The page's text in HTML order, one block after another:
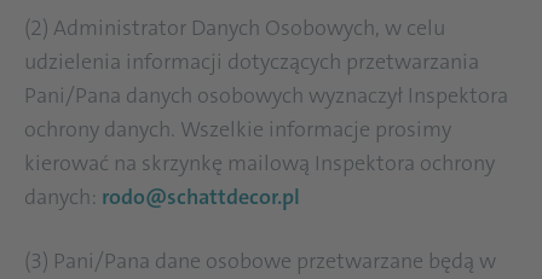
(2) Administrator Danych Osobowych, w celu
udzielenia informacji dotyczących przetwarzania
Pani/Pana danych osobowych wyznaczył Inspektora
ochrony danych. Wszelkie informacje prosimy
kierować na skrzynkę mailową Inspektora ochrony
danych: rodo@schattdecor.pl
(3) Pani/Pana dane osobowe przetwarzane będą w